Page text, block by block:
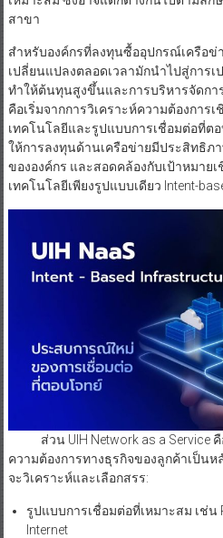
สาขา
สำหรับองค์กรที่ลงทุนซื้ออุปกรณ์เครือข่
เปลี่ยนแปลงตลอดเวลามักนำไปสู่การ
ทำให้ต้นทุนสูงขึ้นและการบริหารจัดก
คือเริ่มจากการวิเคราะห์ความต้องการ
เทคโนโลยีและรูปแบบการเชื่อมต่อที่ต
ให้การลงทุนด้านเครือข่ายมีประสิทธิภ
ขององค์กร และสอดคล้องกับเป้าหมาย
เทคโนโลยีเพียงรูปแบบเดียว Intent-
ส่วน UIH Network as a Service คื
ความต้องการทางธุรกิจของลูกค้าเป็นห
จะวิเคราะห์และเลือกสรร:
รูปแบบการเชื่อมต่อที่เหมาะสม เช่น
Internet